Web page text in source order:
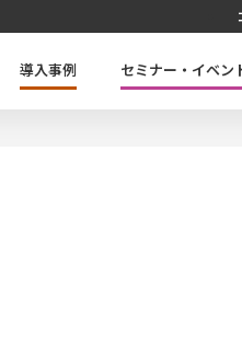
導入事例 セミナー・イベン